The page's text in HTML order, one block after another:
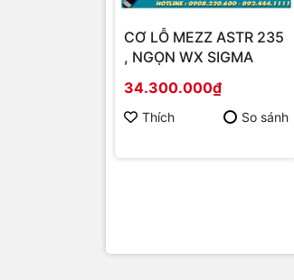
CƠ LỖ MEZZ ASTR 235
, NGỌN WX SIGMA
34.300.000₫
Thích So sánh